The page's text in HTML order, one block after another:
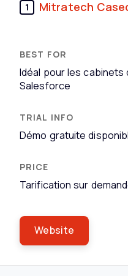
1 Mitratech
Idéal pour les
Salesforce
Démo gratuite
Tarification sur
Website